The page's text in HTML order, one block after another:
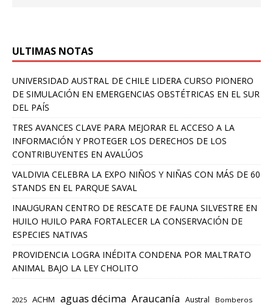
ULTIMAS NOTAS
UNIVERSIDAD AUSTRAL DE CHILE LIDERA CURSO PIONERO
DE SIMULACIÓN EN EMERGENCIAS OBSTÉTRICAS EN EL SUR
DEL PAÍS
TRES AVANCES CLAVE PARA MEJORAR EL ACCESO A LA
INFORMACIÓN Y PROTEGER LOS DERECHOS DE LOS
CONTRIBUYENTES EN AVALÚOS
VALDIVIA CELEBRA LA EXPO NIÑOS Y NIÑAS CON MÁS DE 60
STANDS EN EL PARQUE SAVAL
INAUGURAN CENTRO DE RESCATE DE FAUNA SILVESTRE EN
HUILO HUILO PARA FORTALECER LA CONSERVACIÓN DE
ESPECIES NATIVAS
PROVIDENCIA LOGRA INÉDITA CONDENA POR MALTRATO
ANIMAL BAJO LA LEY CHOLITO
2025 ACHM aguas décima Araucanía Austral Bomberos